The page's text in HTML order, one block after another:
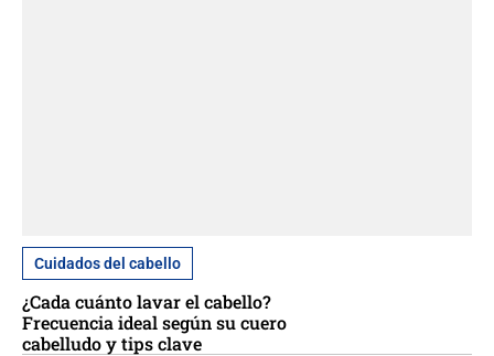
Cuidados del cabello
¿Cada cuánto lavar el cabello?
Frecuencia ideal según su cuero
cabelludo y tips clave